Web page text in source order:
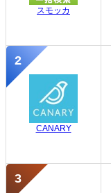
スモッカ
CANARY